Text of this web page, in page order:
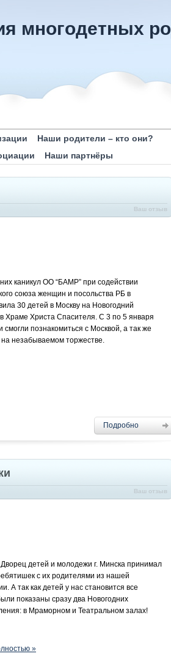
многодетных
Наши родители – кто они?
Наши партнёры
Ваш отзыв
каникул ОО “БАМР” при содействии
союза женщин и посольства РБ в
30 детей в Москву на Новогодний
Храме Христа Спасителя. С 3 по 5 января
смогли познакомиться с Москвой, а так же
незабываемом торжестве.
Подробно
Ваш отзыв
детей и молодежи г. Минска принимал
с их родителями из нашей
А так как детей у нас становится все
показаны сразу два Новогодних
в Мраморном и Театральном залах!
»